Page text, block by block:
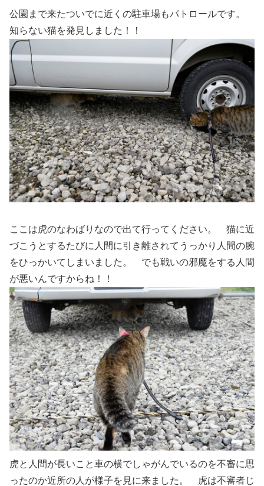
公園まで来たついでに近くの駐車場もパトロールです。
知らない猫を発見しました！！
ここは虎のなわばりなので出て行ってください。 猫に近
づこうとするたびに人間に引き離されてうっかり人間の腕
をひっかいてしまいました。 でも戦いの邪魔をする人間
が悪いんですからね！！
虎と人間が長いこと車の横でしゃがんでいるのを不審に思
ったのか近所の人が様子を見に来ました。 虎は不審者じ